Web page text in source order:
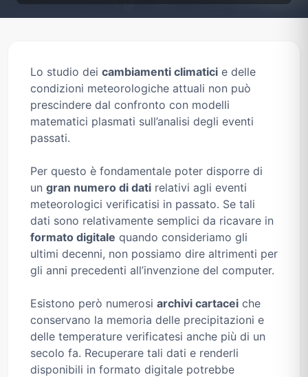
Lo studio dei cambiamenti climatici e delle
condizioni meteorologiche attuali non può
prescindere dal confronto con modelli
matematici plasmati sull’analisi degli eventi
passati.
Per questo è fondamentale poter disporre di
un gran numero di dati relativi agli eventi
meteorologici verificatisi in passato. Se tali
dati sono relativamente semplici da ricavare in
formato digitale quando consideriamo gli
ultimi decenni, non possiamo dire altrimenti per
gli anni precedenti all’invenzione del computer.
Esistono però numerosi archivi cartacei che
conservano la memoria delle precipitazioni e
delle temperature verificatesi anche più di un
secolo fa. Recuperare tali dati e renderli
disponibili in formato digitale potrebbe